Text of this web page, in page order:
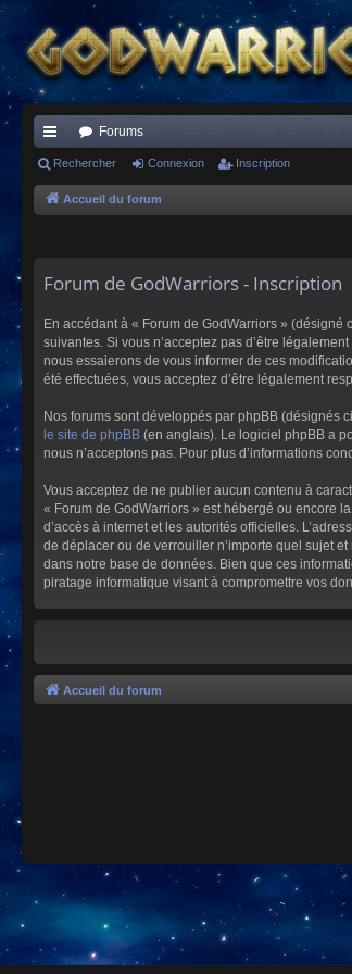
ac
co
s
Forums
Rechercher Connexion Inscription
Accueil du forum
Forum de GodWarriors - Inscription
En accédant à « Forum de GodWarriors »
suivantes. Si vous n’acceptez pas d’être
nous essaierons de vous informer de ces
été effectuées, vous acceptez d’être légalement
Nos forums sont développés par phpBB (désignés
le site de phpBB (en anglais). Le logiciel phpBB a
nous n’acceptons pas. Pour plus d’informations
Vous acceptez de ne publier aucun contenu à
« Forum de GodWarriors » est hébergé ou encore
d’accès à internet et les autorités officielles.
de déplacer ou de verrouiller n’importe quel sujet
dans notre base de données. Bien que ces
piratage informatique visant à compromettre vos
Accueil du forum